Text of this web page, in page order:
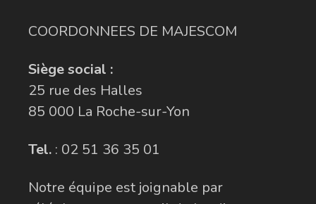
COORDONNEES DE MAJESCOM
Siège social :
25 rue des Halles
85 000 La Roche-sur-Yon
Tel. : 02 51 36 35 01
Notre équipe est joignable par